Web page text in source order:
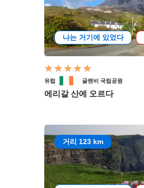
나는 거기에 있었다
유럽 글렌비 국립공원
에리갈 산에 오르다
거리 123 km